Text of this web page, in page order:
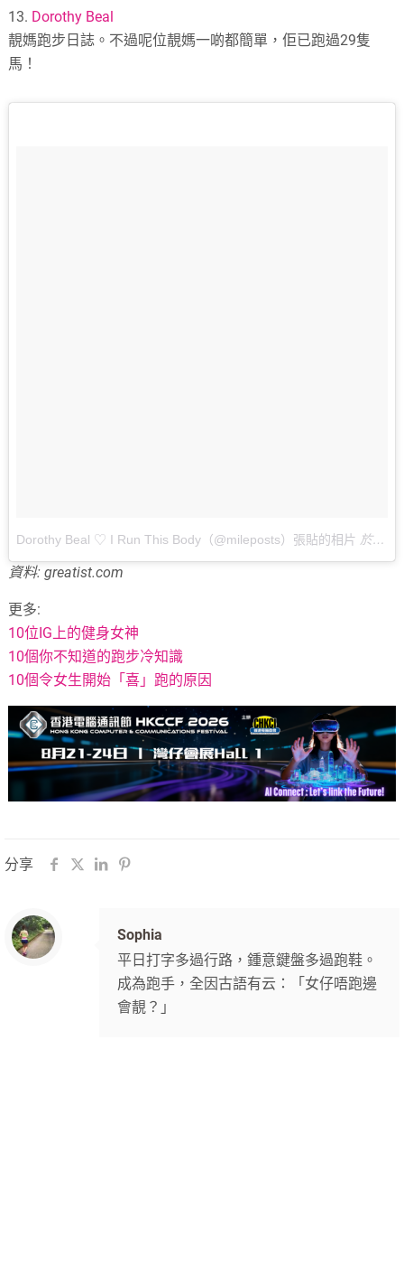
13. Dorothy Beal
靚媽跑步日誌。不過呢位靚媽一啲都簡單，佢已跑過29隻
馬！
Dorothy Beal ♡ I Run This Body（@mileposts）張貼的相片 於
資料: greatist.com
更多:
10位IG上的健身女神
10個你不知道的跑步冷知識
10個令女生開始「喜」跑的原因
分享
Sophia
平日打字多過行路，鍾意鍵盤多過跑鞋。
成為跑手，全因古語有云：「女仔唔跑邊
會靚？」